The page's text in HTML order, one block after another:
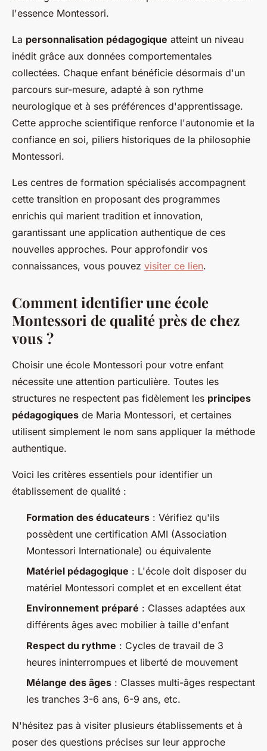
l'essence Montessori.
La personnalisation pédagogique atteint un niveau
inédit grâce aux données comportementales
collectées. Chaque enfant bénéficie désormais d'un
parcours sur-mesure, adapté à son rythme
neurologique et à ses préférences d'apprentissage.
Cette approche scientifique renforce l'autonomie et la
confiance en soi, piliers historiques de la philosophie
Montessori.
Les centres de formation spécialisés accompagnent
cette transition en proposant des programmes
enrichis qui marient tradition et innovation,
garantissant une application authentique de ces
nouvelles approches. Pour approfondir vos
connaissances, vous pouvez visiter ce lien.
Comment identifier une école
Montessori de qualité près de chez
vous ?
Choisir une école Montessori pour votre enfant
nécessite une attention particulière. Toutes les
structures ne respectent pas fidèlement les principes
pédagogiques de Maria Montessori, et certaines
utilisent simplement le nom sans appliquer la méthode
authentique.
Voici les critères essentiels pour identifier un
établissement de qualité :
Formation des éducateurs : Vérifiez qu'ils
possèdent une certification AMI (Association
Montessori Internationale) ou équivalente
Matériel pédagogique : L'école doit disposer du
matériel Montessori complet et en excellent état
Environnement préparé : Classes adaptées aux
différents âges avec mobilier à taille d'enfant
Respect du rythme : Cycles de travail de 3
heures ininterrompues et liberté de mouvement
Mélange des âges : Classes multi-âges respectant
les tranches 3-6 ans, 6-9 ans, etc.
N'hésitez pas à visiter plusieurs établissements et à
poser des questions précises sur leur approche